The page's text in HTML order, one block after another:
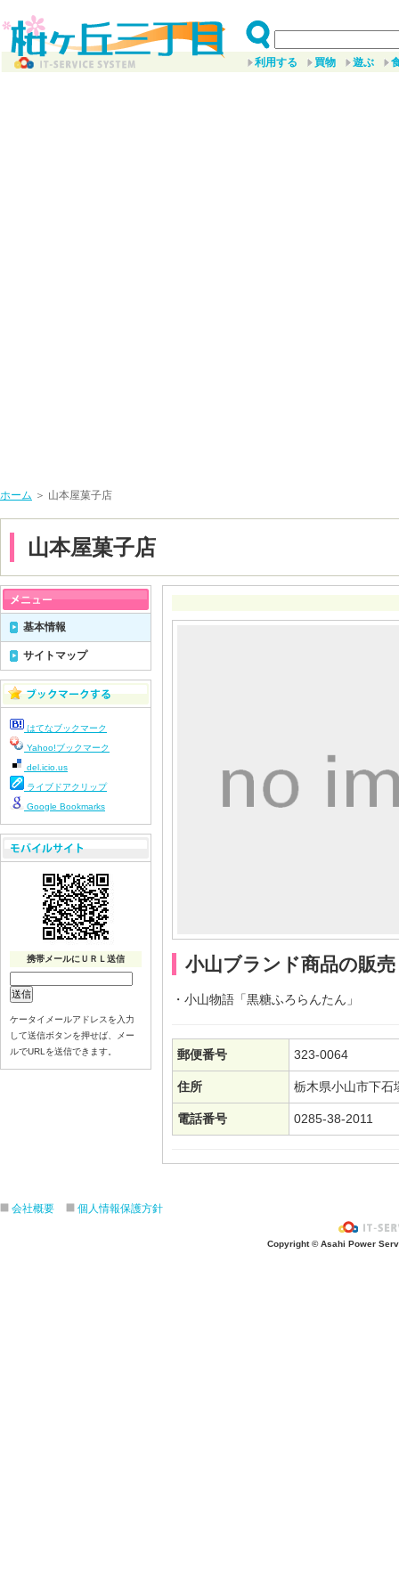
利用する 買物 遊ぶ
ホーム ＞ 山本屋菓子店
山本屋菓子店
小山ブランド商品の販売
・小山物語「黒糖ふろらんたん」
郵便番号 323-0064
住所 栃木県小山市下石
電話番号 0285-38-2011
基本情報
サイトマップ
はてなブックマーク
Yahoo!ブックマーク
del.icio.us
ライブドアクリップ
Google Bookmarks
携帯メールにＵＲＬ送信
ケータイメールアドレスを入力
して送信ボタンを押せば、メー
ルでURLを送信できます。
会社概要 個人情報保護方針
Copyright © Asahi Power